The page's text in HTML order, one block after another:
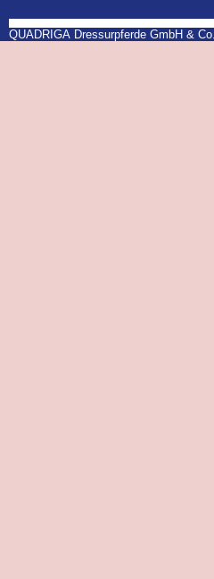
QUADRIGA Dressurpferde GmbH &